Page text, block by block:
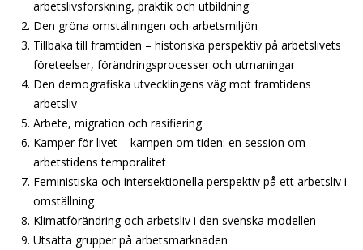
arbetslivsforskning, praktik och utbildning
Den gröna omställningen och arbetsmiljön
Tillbaka till framtiden – historiska perspektiv på arbetslivets
företeelser, förändringsprocesser och utmaningar
Den demografiska utvecklingens väg mot framtidens
arbetsliv
Arbete, migration och rasifiering
Kamper för livet – kampen om tiden: en session om
arbetstidens temporalitet
Feministiska och intersektionella perspektiv på ett arbetsliv i
omställning
Klimatförändring och arbetsliv i den svenska modellen
Utsatta grupper på arbetsmarknaden